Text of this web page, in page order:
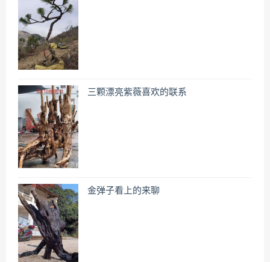
三颗漂亮紫薇喜欢的联系
金弹子看上的来聊